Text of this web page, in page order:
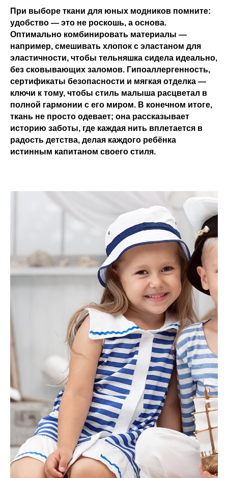
При выборе ткани для юных модников помните:
удобство — это не роскошь, а основа.
Оптимально комбинировать материалы —
например, смешивать хлопок с эластаном для
эластичности, чтобы тельняшка сидела идеально,
без сковывающих заломов. Гипоаллергенность,
сертификаты безопасности и мягкая отделка —
ключи к тому, чтобы стиль малыша расцветал в
полной гармонии с его миром. В конечном итоге,
ткань не просто одевает; она рассказывает
историю заботы, где каждая нить вплетается в
радость детства, делая каждого ребёнка
истинным капитаном своего стиля.